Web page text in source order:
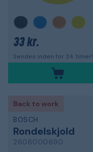
33 kr.
Sendes inden for 24 timer!
Back to work
BOSCH
Rondelskjold
2608000690